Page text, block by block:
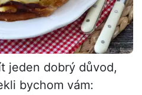
jeden dobrý důvod,
bychom vám: